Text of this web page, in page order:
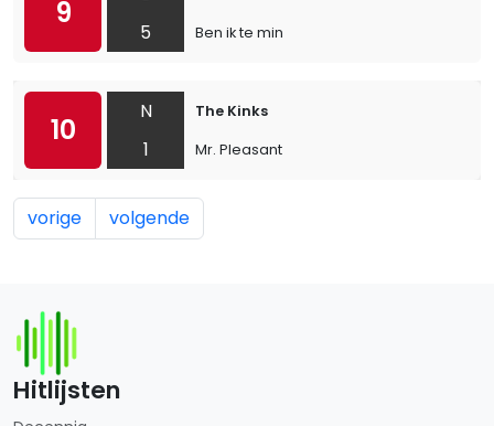
9
5
Ben ik te min
10
N
1
The Kinks
Mr. Pleasant
vorige volgende
Hitlijsten